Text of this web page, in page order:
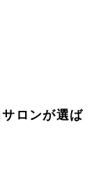
サロンが選ば